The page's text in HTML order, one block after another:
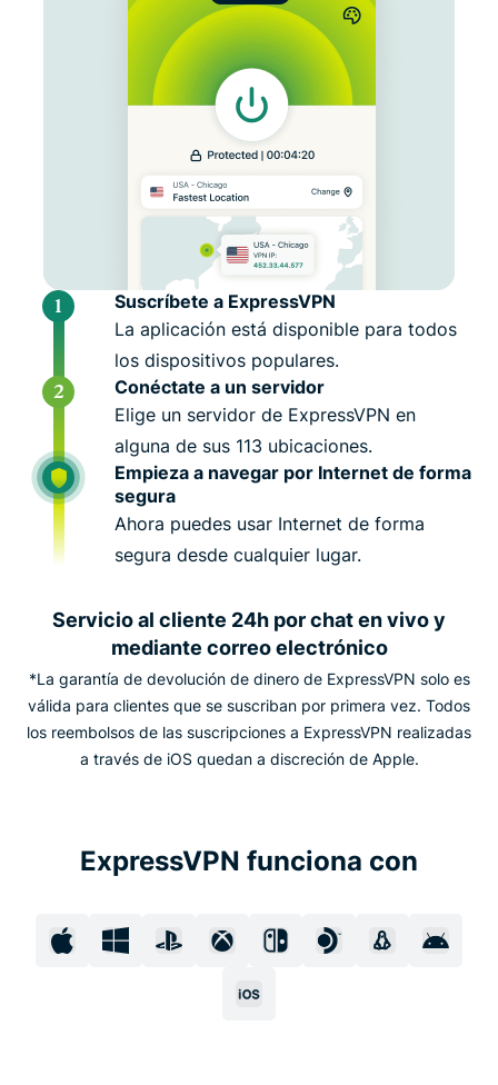
Suscríbete a ExpressVPN
La aplicación está disponible para todos
los dispositivos populares.
Conéctate a un servidor
Elige un servidor de ExpressVPN en
alguna de sus 113 ubicaciones.
Empieza a navegar por Internet de forma
segura
Ahora puedes usar Internet de forma
segura desde cualquier lugar.
Servicio al cliente 24h por chat en vivo y
mediante correo electrónico
*La garantía de devolución de dinero de ExpressVPN solo es
válida para clientes que se suscriban por primera vez. Todos
los reembolsos de las suscripciones a ExpressVPN realizadas
a través de iOS quedan a discreción de Apple.
ExpressVPN funciona con